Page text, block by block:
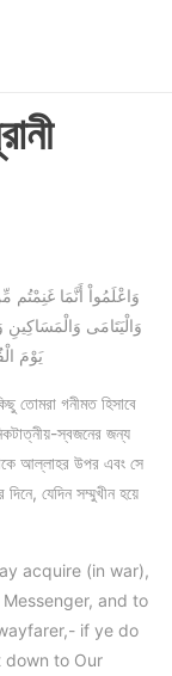
وَالْيَتَامَى وَالْمَسَاكِينِ
يَوْمَ
তোমরা গনীমত হিসাবে
স্বজনের জন্য
আল্লাহর উপর এবং সে
যেদিন সম্মুখীন হয়ে
acquire (in war),
and to
if ye do
down to Our